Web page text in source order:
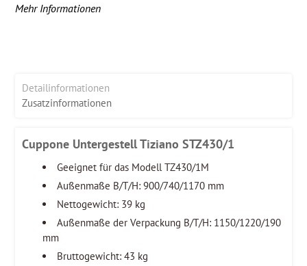
Mehr Informationen
Detailinformationen
Zusatzinformationen
Cuppone Untergestell Tiziano STZ430/1
Geeignet für das Modell TZ430/1M
Außenmaße B/T/H: 900/740/1170 mm
Nettogewicht: 39 kg
Außenmaße der Verpackung B/T/H: 1150/1220/190
mm
Bruttogewicht: 43 kg